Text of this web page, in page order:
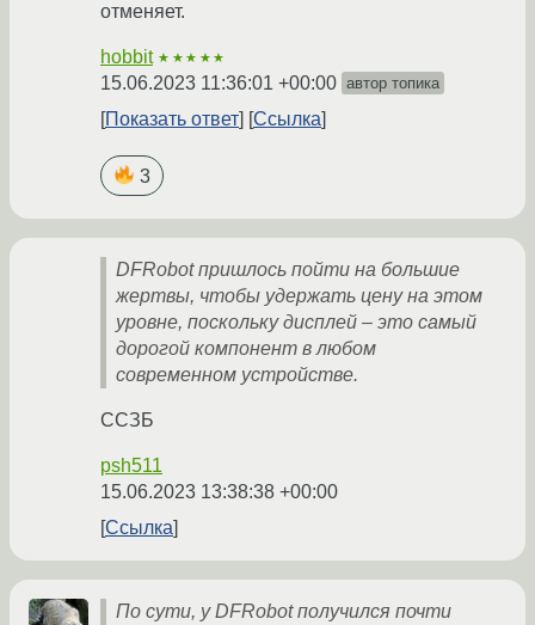
отменяет.
hobbit ★★★★★
15.06.2023 11:36:01 +00:00 автор топика
Показать ответ Ссылка
3
DFRobot пришлось пойти на большие
жертвы, чтобы удержать цену на этом
уровне, поскольку дисплей – это самый
дорогой компонент в любом
современном устройстве.
ССЗБ
psh511
15.06.2023 13:38:38 +00:00
Ссылка
По сути, у DFRobot получился почти